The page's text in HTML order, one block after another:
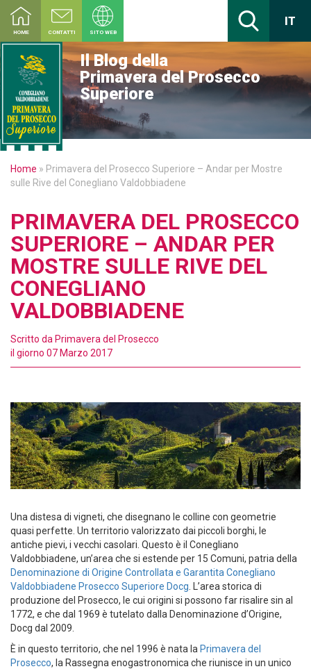
HOME CONTATTI SITO WEB
IT
Il Blog della
Primavera del Prosecco
Superiore
Home » Primavera del Prosecco Superiore – Andar per Mostre
sulle Rive del Conegliano Valdobbiadene
PRIMAVERA DEL PROSECCO
SUPERIORE – ANDAR PER
MOSTRE SULLE RIVE DEL
CONEGLIANO
VALDOBBIADENE
Scritto da Primavera del Prosecco
il giorno 07 Marzo 2017
Una distesa di vigneti, che disegnano le colline con geometrie
quasi perfette. Un territorio valorizzato dai piccoli borghi, le
antiche pievi, i vecchi casolari. Questo è il Conegliano
Valdobbiadene, un’area che si estende per 15 Comuni, patria della
Denominazione di Origine Controllata e Garantita Conegliano
Valdobbiadene Prosecco Superiore Docg . L’area storica di
produzione del Prosecco, le cui origini si possono far risalire sin al
1772, e che dal 1969 è tutelato dalla Denominazione d’Origine,
Docg dal 2009.
È in questo territorio, che nel 1996 è nata la Primavera del
Prosecco, la Rassegna enogastronomica che riunisce in un unico